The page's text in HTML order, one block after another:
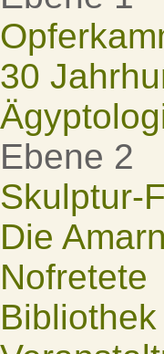
30
Ebene 2
Skulptur-
Die
Nofretete